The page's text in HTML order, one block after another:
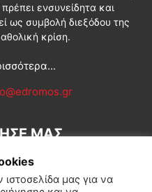
ενσυνείδητα και
ως συμβολή διεξόδου της
κρίση.
ΜΑΣ
μας για να